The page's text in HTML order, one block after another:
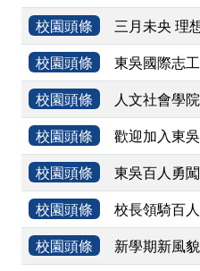
校園頭條
三月未央 理
校園頭條
東吳國際志
校園頭條
人文社會學
校園頭條
歡迎加入東
校園頭條
東吳百人勇
校園頭條
校長領騎百
校園頭條
新學期新風